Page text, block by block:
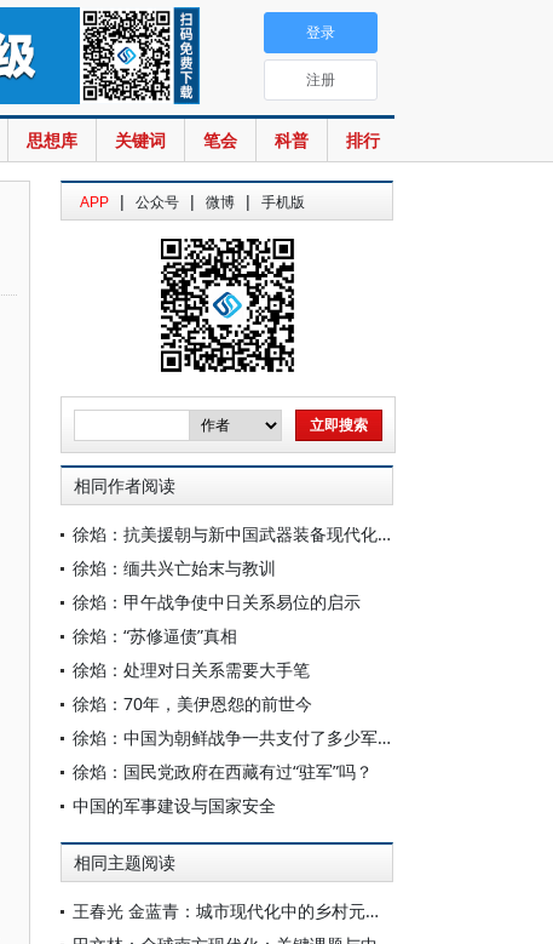
思想库 关键词 笔会 科普 排行
登录
注册
APP | 公众号 | 微博 | 手机版
相同作者阅读
徐焰：抗美援朝与新中国武器装备现代化建设的起步
徐焰：缅共兴亡始末与教训
徐焰：甲午战争使中日关系易位的启示
徐焰：“苏修逼债”真相
徐焰：处理对日关系需要大手笔
徐焰：70年，美伊恩怨的前世今
徐焰：中国为朝鲜战争一共支付了多少军费
徐焰：国民党政府在西藏有过“驻军”吗？
中国的军事建设与国家安全
相同主题阅读
王春光 金蓝青：城市现代化中的乡村元素问题研究——以城中村为例